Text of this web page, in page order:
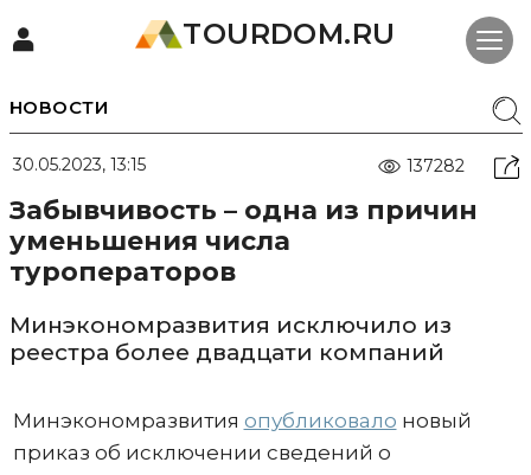
TOURDOM.RU
НОВОСТИ
30.05.2023, 13:15 137282
Забывчивость – одна из причин
уменьшения числа
туроператоров
Минэкономразвития исключило из
реестра более двадцати компаний
Минэкономразвития опубликовало новый
приказ об исключении сведений о